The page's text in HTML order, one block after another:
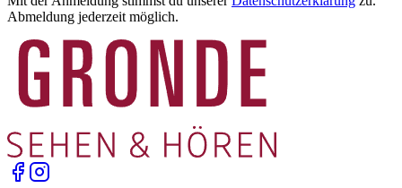
Abmeldung jederzeit möglich.